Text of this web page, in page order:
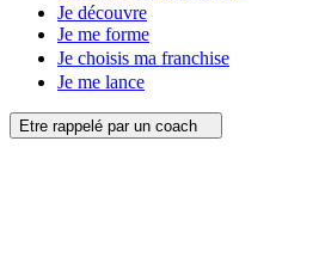
Je découvre
Je me forme
Je choisis ma franchise
Je me lance
Etre rappelé par un coach